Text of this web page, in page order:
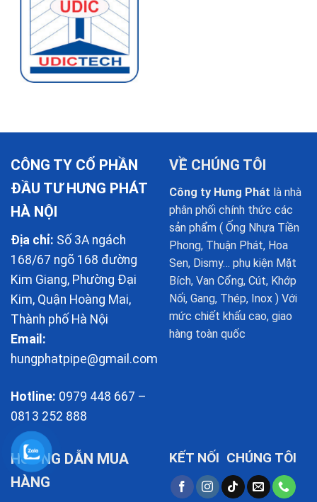
CÔNG TY CỔ PHẦN
ĐẦU TƯ HƯNG PHÁT
HÀ NỘI
Địa chỉ: Số 3A ngách
168/67 ngõ 168 đường
Kim Giang, Phường Đại
Kim, Quận Hoàng Mai,
Thành phố Hà Nội
Email:
hungphatpipe@gmail.com
Hotline: 0979 448 667 –
0813 252 888
VỀ CHÚNG TÔI
Công ty Hưng Phát là nhà
phân phối chính thức các
sản phẩm ( Ống Nhựa Tiền
Phong, Thuận Phát, Hoa
Sen, Dismy… phụ kiện Mặt
Bích, Van Cổng, Cút, Khớp
Nối, Gang, Thép, Inox ) Với
mức chiết khấu cao, giao
hàng toàn quốc
HƯỚNG DẪN MUA
HÀNG
KẾT NỐI CHÚNG TÔI